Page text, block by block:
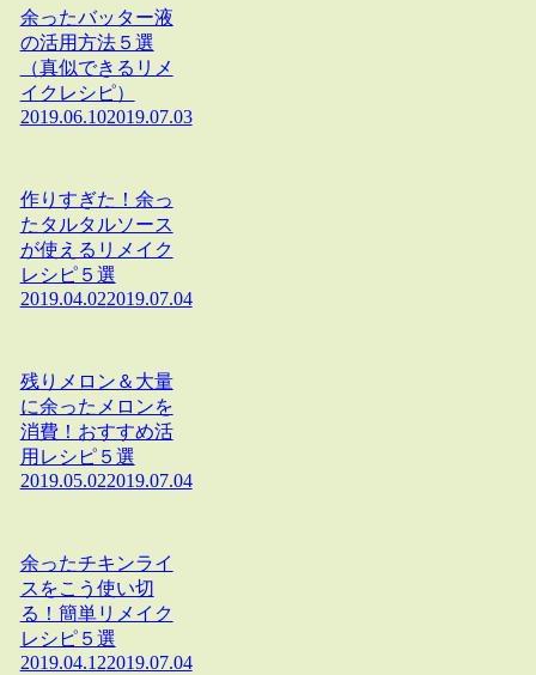
余ったバッター液
の活用方法５選
（真似できるリメ
イクレシピ）
2019.06.102019.07.03
作りすぎた！余っ
たタルタルソース
が使えるリメイク
レシピ５選
2019.04.022019.07.04
残りメロン＆大量
に余ったメロンを
消費！おすすめ活
用レシピ５選
2019.05.022019.07.04
余ったチキンライ
スをこう使い切
る！簡単リメイク
レシピ５選
2019.04.122019.07.04